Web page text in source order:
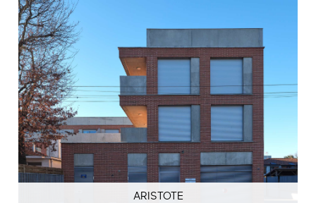
ARISTOTE